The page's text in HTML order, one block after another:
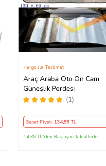
Araç Araba Oto Ön Cam
Güneşlik Perdesi
(1)
Kargo ile Teslimat
Sepet Fiyatı 134,99 TL
14,39 TL'den Başlayan Taksitlerle